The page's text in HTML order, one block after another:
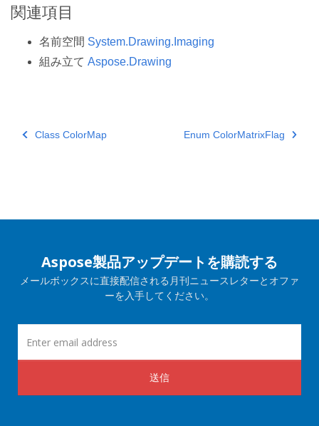
関連項目
名前空間 System.Drawing.Imaging
組み立て Aspose.Drawing
Class ColorMap Enum ColorMatrixFlag
Aspose製品アップデートを購読する
メールボックスに直接配信される月刊ニュースレターとオファ
ーを入手してください。
送信